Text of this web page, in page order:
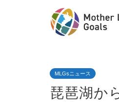
MLGsニュース
琵琶湖か